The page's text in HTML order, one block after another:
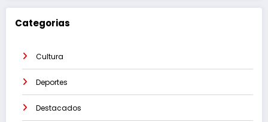
Categorias
Cultura
Deportes
Destacados